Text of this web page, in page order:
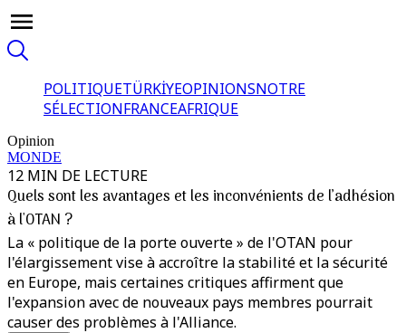
POLITIQUETÜRKİYEOPINIONSNOTRE
SÉLECTIONFRANCEAFRIQUE
Opinion
MONDE
12 MIN DE LECTURE
Quels sont les avantages et les inconvénients de l’adhésion
à l'OTAN ?
La « politique de la porte ouverte » de l'OTAN pour
l'élargissement vise à accroître la stabilité et la sécurité
en Europe, mais certaines critiques affirment que
l'expansion avec de nouveaux pays membres pourrait
causer des problèmes à l'Alliance.